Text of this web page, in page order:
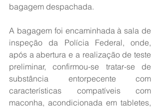
bagagem despachada.
A bagagem foi encaminhada à sala de
inspeção da Polícia Federal, onde,
após a abertura e a realização de teste
preliminar, confirmou-se tratar-se de
substância entorpecente com
características compatíveis com
maconha, acondicionada em tabletes,